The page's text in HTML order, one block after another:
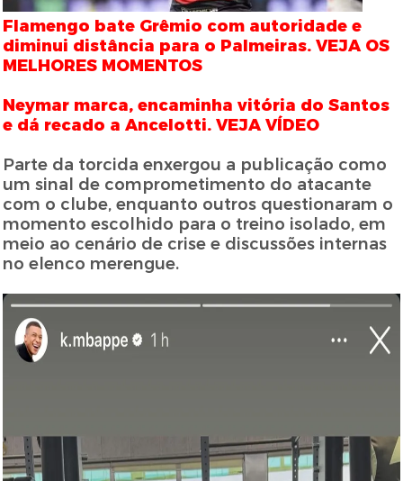
Flamengo bate Grêmio com autoridade e
diminui distância para o Palmeiras. VEJA OS
MELHORES MOMENTOS
Neymar marca, encaminha vitória do Santos
e dá recado a Ancelotti. VEJA VÍDEO
Parte da torcida enxergou a publicação como
um sinal de comprometimento do atacante
com o clube, enquanto outros questionaram o
momento escolhido para o treino isolado, em
meio ao cenário de crise e discussões internas
no elenco merengue.